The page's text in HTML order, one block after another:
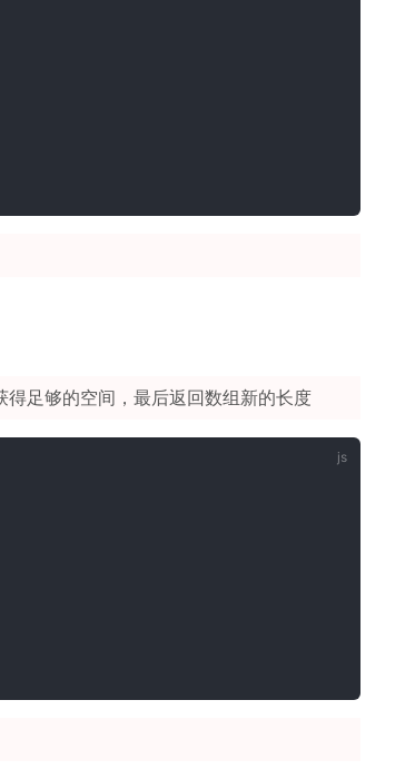
足够的空间，最后返回数组新的长度